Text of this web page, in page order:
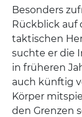
Besonders
Rückblick auf
taktischen
suchte er die
in früheren
auch künftig
Körper
den Grenzen